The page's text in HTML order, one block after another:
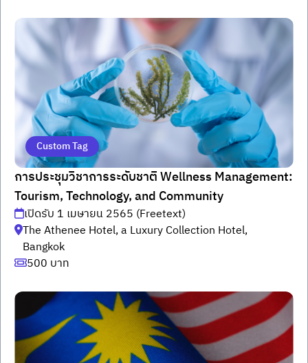
Custom Tag
การประชุมวิชาการระดับชาติ Wellness Management:
Tourism, Technology, and Community
เปิดรับ 1 เมษายน 2565 (Freetext)
The Athenee Hotel, a Luxury Collection Hotel,
Bangkok
500 บาท